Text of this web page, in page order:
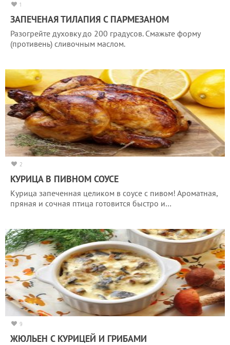
1
ЗАПЕЧЕНАЯ ТИЛАПИЯ С ПАРМЕЗАНОМ
Разогрейте духовку до 200 градусов. Смажьте форму
(противень) сливочным маслом.
2
КУРИЦА В ПИВНОМ СОУСЕ
Курица запеченная целиком в соусе с пивом! Ароматная,
пряная и сочная птица готовится быстро и…
9
ЖЮЛЬЕН С КУРИЦЕЙ И ГРИБАМИ